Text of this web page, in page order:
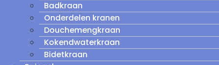
Badkraan
Onderdelen kranen
Douchemengkraan
Kokendwaterkraan
Bidetkraan